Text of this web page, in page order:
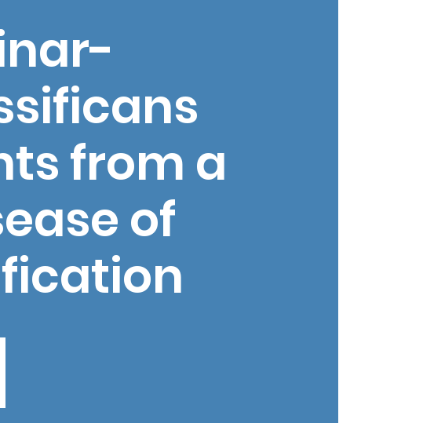
from a
of